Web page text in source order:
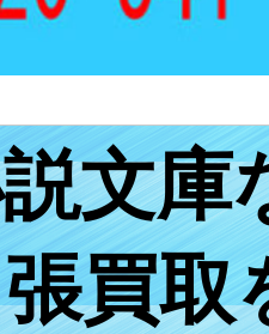
、講
文庫
買取